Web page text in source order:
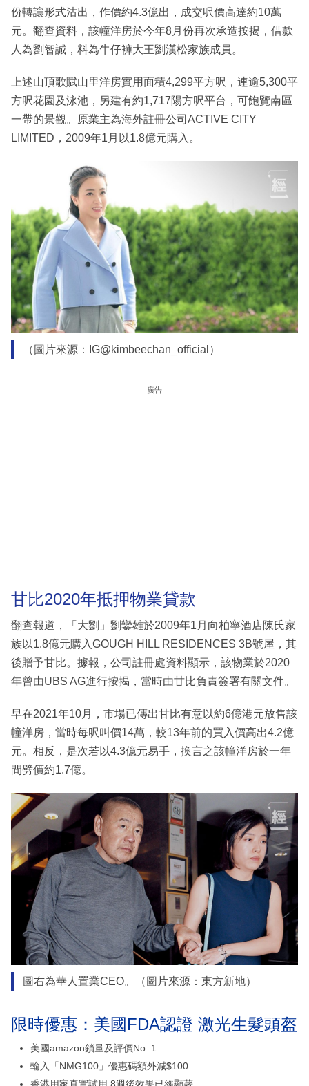
份轉讓形式沽出，作價約4.3億出，成交呎價高達約10萬
元。翻查資料，該幢洋房於今年8月份再次承造按揭，借款
人為劉智誠，料為牛仔褲大王劉漢松家族成員。
上述山頂歌賦山里洋房實用面積4,299平方呎，連逾5,300平
方呎花園及泳池，另建有約1,717陽方呎平台，可飽覽南區
一帶的景觀。原業主為海外註冊公司ACTIVE CITY
LIMITED，2009年1月以1.8億元購入。
（圖片來源：IG@kimbeechan_official）
廣告
甘比2020年抵押物業貸款
翻查報道，「大劉」劉鑾雄於2009年1月向柏寧酒店陳氏家
族以1.8億元購入GOUGH HILL RESIDENCES 3B號屋，其
後贈予甘比。據報，公司註冊處資料顯示，該物業於2020
年曾由UBS AG進行按揭，當時由甘比負責簽署有關文件。
早在2021年10月，市場已傳出甘比有意以約6億港元放售該
幢洋房，當時每呎叫價14萬，較13年前的買入價高出4.2億
元。相反，是次若以4.3億元易手，換言之該幢洋房於一年
間劈價約1.7億。
圖右為華人置業CEO。（圖片來源：東方新地）
限時優惠：美國FDA認證 激光生髮頭盔
美國amazon鎖量及評價No. 1
輸入「NMG100」優惠碼額外減$100